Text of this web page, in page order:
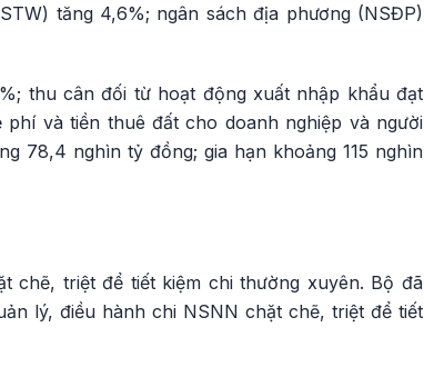
tăng 4,6%; ngân sách địa phương (NSĐP)
thu cân đối từ hoạt động xuất nhập khẩu đạt
và tiền thuê đất cho doanh nghiệp và người
78,4 nghìn tỷ đồng; gia hạn khoảng 115 nghìn
chẽ, triệt để tiết kiệm chi thường xuyên. Bộ đã
lý, điều hành chi NSNN chặt chẽ, triệt để tiết